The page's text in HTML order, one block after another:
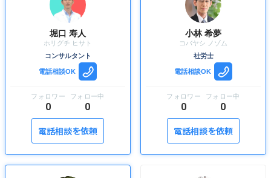
堀口 寿人
コンサルタント
電話相談OK
0 0
電話相談を依頼
小林 希夢
社労士
電話相談OK
0 0
電話相談を依頼